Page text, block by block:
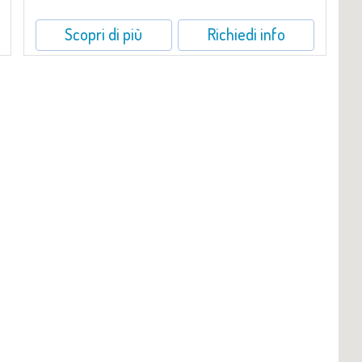
Scopri di più Richiedi info